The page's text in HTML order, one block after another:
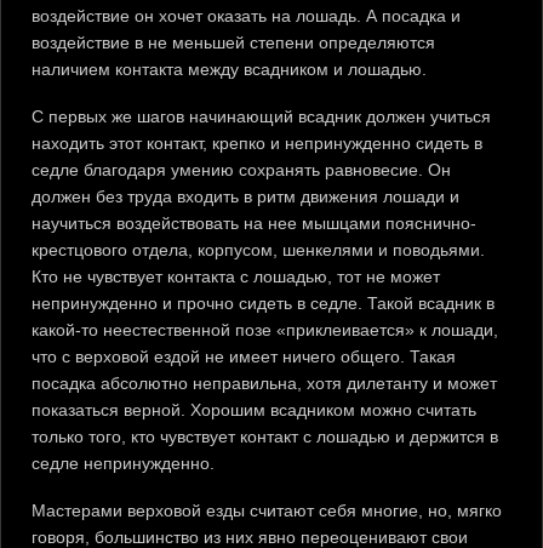
воздействие он хочет оказать на лошадь. А посадка и
воздействие в не меньшей степени определяются
наличием контакта между всадником и лошадью.
С первых же шагов начинающий всадник должен учиться
находить этот контакт, крепко и непринужденно сидеть в
седле благодаря умению сохранять равновесие. Он
должен без труда входить в ритм движения лошади и
научиться воздействовать на нее мышцами пояснично-
крестцового отдела, корпусом, шенкелями и поводьями.
Кто не чувствует контакта с лошадью, тот не может
непринужденно и прочно сидеть в седле. Такой всадник в
какой-то неестественной позе «приклеивается» к лошади,
что с верховой ездой не имеет ничего общего. Такая
посадка абсолютно неправильна, хотя дилетанту и может
показаться верной. Хорошим всадником можно считать
только того, кто чувствует контакт с лошадью и держится в
седле непринужденно.
Мастерами верховой езды считают себя многие, но, мягко
говоря, большинство из них явно переоценивают свои